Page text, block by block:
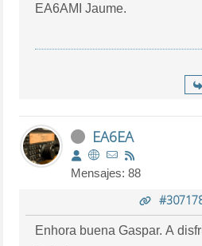
EA6AMI Jaume.
EA6EA
Mensajes: 88
Enhora buena Gaspar. A